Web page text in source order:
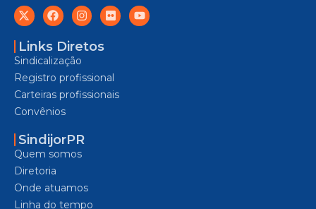
Links Diretos
Sindicalização
Registro profissional
Carteiras profissionais
Convênios
SindijorPR
Quem somos
Diretoria
Onde atuamos
Linha do tempo